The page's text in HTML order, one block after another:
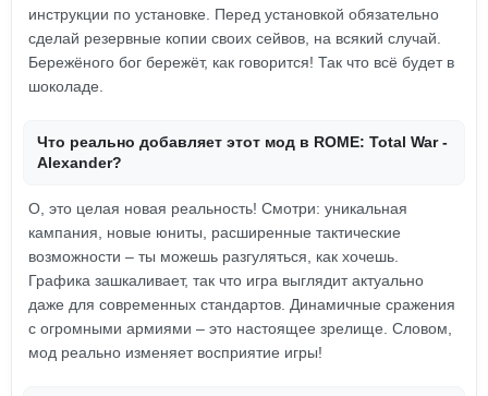
инструкции по установке. Перед установкой обязательно
сделай резервные копии своих сейвов, на всякий случай.
Бережёного бог бережёт, как говорится! Так что всё будет в
шоколаде.
Что реально добавляет этот мод в ROME: Total War -
Alexander?
О, это целая новая реальность! Смотри: уникальная
кампания, новые юниты, расширенные тактические
возможности – ты можешь разгуляться, как хочешь.
Графика зашкаливает, так что игра выглядит актуально
даже для современных стандартов. Динамичные сражения
с огромными армиями – это настоящее зрелище. Словом,
мод реально изменяет восприятие игры!